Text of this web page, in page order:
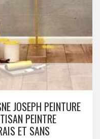
JOSEPH PEINTURE
PEINTRE
ET SANS